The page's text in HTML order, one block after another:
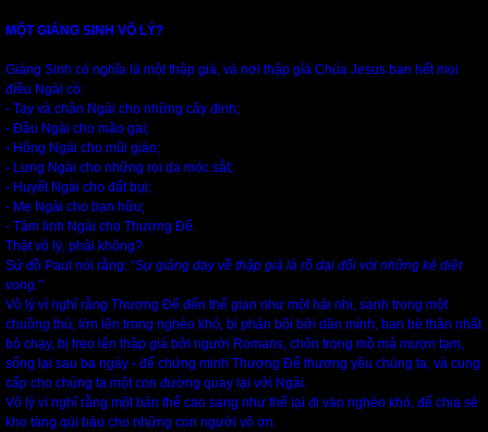
MỘT GIÁNG SINH VÔ LÝ?
Giáng Sinh có nghĩa là một thập giá, và nơi thập gíá Chúa Jesus ban hết mọi
điều Ngài có:
- Tay và chân Ngài cho những cây đinh;
- Đầu Ngài cho mão gai;
- Hông Ngài cho mũi giáo;
- Lưng Ngài cho những roi da móc sắt;
- Huyết Ngài cho đất bụi;
- Mẹ Ngài cho bạn hữu;
- Tâm linh Ngài cho Thượng Đế.
Thật vô lý, phải không?
Sứ đồ Paul nói rằng: “Sự giảng dạy về thập giá là rồ dại đối với những kẻ diệt
vong.”
Vô lý vì nghĩ rằng Thượng Đế đến thế gian như một hài nhi, sanh trong một
chuồng thú, lớn lên trong nghèo khó, bị phản bội bởi dân mình, bạn bè thân nhất
bỏ chạy, bị treo lên thập giá bởi người Romans, chôn trong mồ mả mượn tạm,
sống lại sau ba ngày - để chứng minh Thượng Đế thương yêu chúng ta, và cung
cấp cho chúng ta một con đường quay lại với Ngài.
Vô lý vì nghĩ rằng một bản thể cao sang như thế lại đi vào nghèo khó, để chia sẻ
kho tàng qúi báu cho những con người vô ơn.